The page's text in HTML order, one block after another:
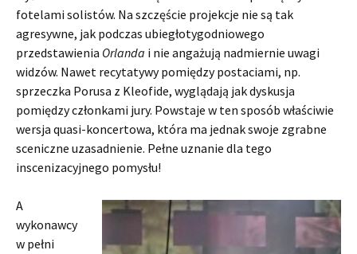
fotelami solistów. Na szczęście projekcje nie są tak
agresywne, jak podczas ubiegłotygodniowego
przedstawienia Orlanda i nie angażują nadmiernie uwagi
widzów. Nawet recytatywy pomiędzy postaciami, np.
sprzeczka Porusa z Kleofide, wyglądają jak dyskusja
pomiędzy członkami jury. Powstaje w ten sposób właściwie
wersja quasi-koncertowa, która ma jednak swoje zgrabne
sceniczne uzasadnienie. Pełne uznanie dla tego
inscenizacyjnego pomysłu!
A
wykonawcy
w pełni